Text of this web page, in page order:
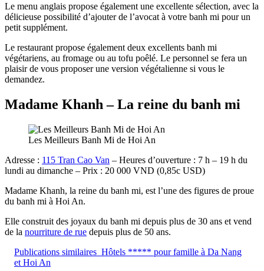
Le menu anglais propose également une excellente sélection, avec la
délicieuse possibilité d’ajouter de l’avocat à votre banh mi pour un
petit supplément.
Le restaurant propose également deux excellents banh mi
végétariens, au fromage ou au tofu poêlé. Le personnel se fera un
plaisir de vous proposer une version végétalienne si vous le
demandez.
Madame Khanh – La reine du banh mi
Les Meilleurs Banh Mi de Hoi An
Adresse : 115 Tran Cao Van – Heures d’ouverture : 7 h – 19 h du
lundi au dimanche – Prix : 20 000 VND (0,85c USD)
Madame Khanh, la reine du banh mi, est l’une des figures de proue
du banh mi à Hoi An.
Elle construit des joyaux du banh mi depuis plus de 30 ans et vend
de la nourriture de rue depuis plus de 50 ans.
Publications similaires Hôtels ***** pour famille à Da Nang
et Hoi An